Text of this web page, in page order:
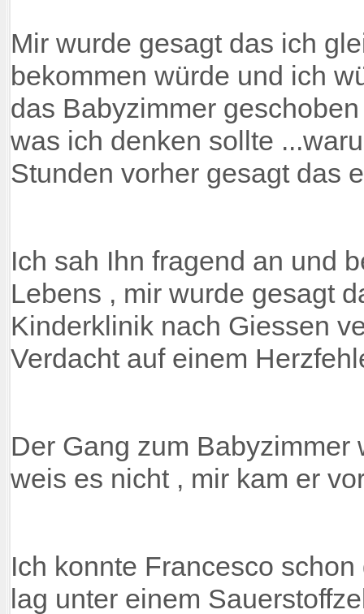
Mir wurde gesagt das ich
bekommen würde und ich
das Babyzimmer
was ich denken sollte
Stunden vorher gesagt das
Ich sah Ihn fragend an und
Lebens , mir wurde gesagt
Kinderklinik nach Giessen
Verdacht auf einem
Der Gang zum
weis es nicht , mir kam er
Ich konnte Francesco
lag unter einem